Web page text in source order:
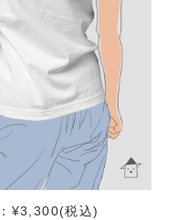
¥3,300(税込)